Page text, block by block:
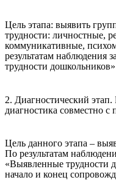
Цель этапа: выявить
трудности: личностные,
коммуникативные,
результатам наблюдения
трудности дошкольников»
2. Диагностический
диагностика совместно с
Цель данного этапа –
По результатам
«Выявленные трудности
начало и конец